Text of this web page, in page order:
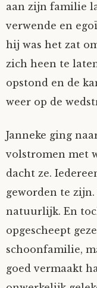
aan zijn familie
verwende en
hij was het zat
zich heen te
opstond en de
weer op de
Janneke ging
volstromen met
dacht ze.
geworden te
natuurlijk. En
opgescheept
schoonfamilie,
goed vermaakt